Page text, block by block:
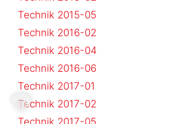
Technik 2015-05
Technik 2016-02
Technik 2016-04
Technik 2016-06
Technik 2017-01
Technik 2017-02
Technik 2017-05